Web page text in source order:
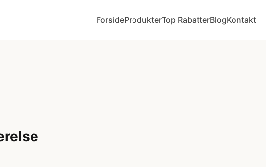
ForsideProdukterTop RabatterBlogKontakt